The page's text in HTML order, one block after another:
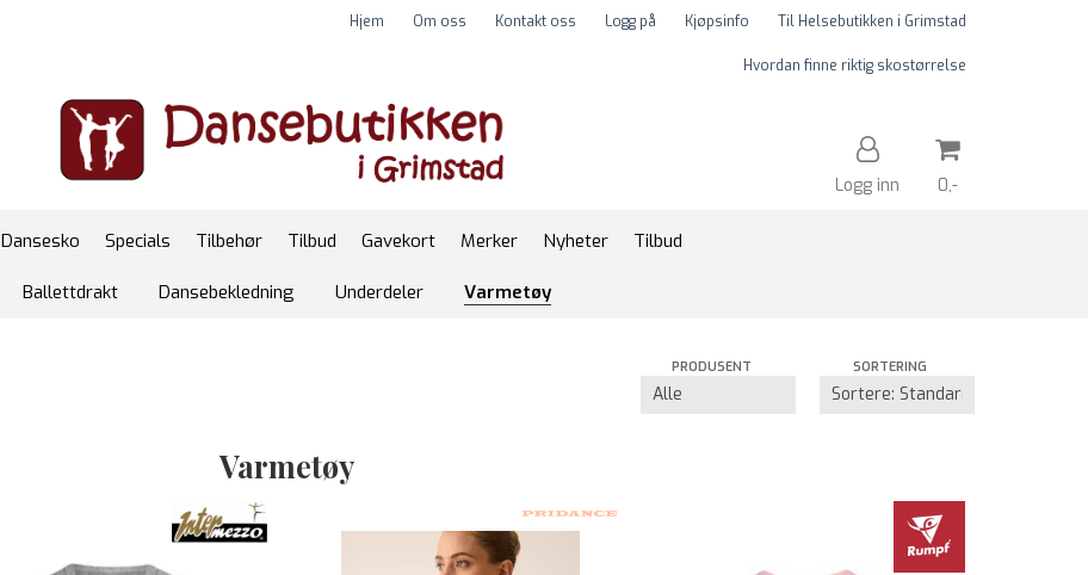
Hjem Om oss Kontakt oss Logg på Kjøpsinfo Til Helsebutikken i Grimstad
Hvordan finne riktig skostørrelse
Logg inn 0,-
Dansesko Specials Tilbehør Tilbud Gavekort Merker Nyheter Tilbud
Ballettdrakt Dansebekledning Underdeler Varmetøy
PRODUSENT SORTERING
Varmetøy